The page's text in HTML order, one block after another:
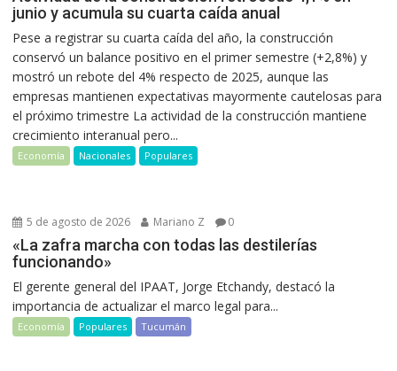
junio y acumula su cuarta caída anual
Pese a registrar su cuarta caída del año, la construcción
conservó un balance positivo en el primer semestre (+2,8%) y
mostró un rebote del 4% respecto de 2025, aunque las
empresas mantienen expectativas mayormente cautelosas para
el próximo trimestre La actividad de la construcción mantiene
crecimiento interanual pero...
Economía Nacionales Populares
5 de agosto de 2026 Mariano Z 0
«La zafra marcha con todas las destilerías
funcionando»
El gerente general del IPAAT, Jorge Etchandy, destacó la
importancia de actualizar el marco legal para...
Economía Populares Tucumán